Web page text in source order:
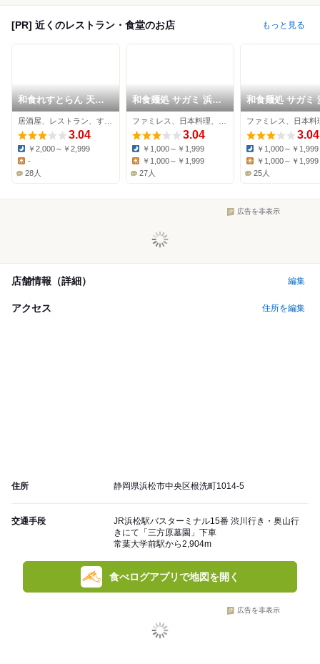
[PR] 近くのレストラン・食堂のお店 もっと見る
和食れすとらん 天狗
浜松佐鳴台店
3.04
Dinner:
￥2,000～￥2,999
Lunch:
-
28人
和食麺処 サガミ 浜松
可美店
3.04
Dinner:
￥1,000～￥1,999
Lunch:
￥1,000～￥1,999
27人
和食麺処 サガミ
有玉店
3.04
Dinner:
￥1,000～￥1,999
Lunch:
￥1,000～￥1,999
25人
広告を非表示
店舗情報（詳細） 編集
アクセス 住所を編集
住所 静岡県浜松市中央区根洗町1014-5
交通手段
JR浜松駅バスターミナル15番 渋川行き・奥山行
きにて「三方原墓園」下車
常葉大学前駅から2,904m
食べログアプリで地図を開く
広告を非表示